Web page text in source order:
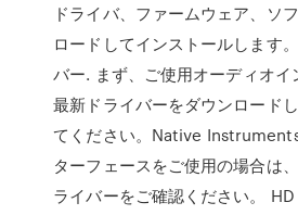
ドライバ、ファームウェア、ソ
ロードしてインストールします
バー. まず、ご使用オーディオ
最新ドライバーをダウンロード
てください。Native
ターフェースをご使用の場合は
ライバーをご確認ください。